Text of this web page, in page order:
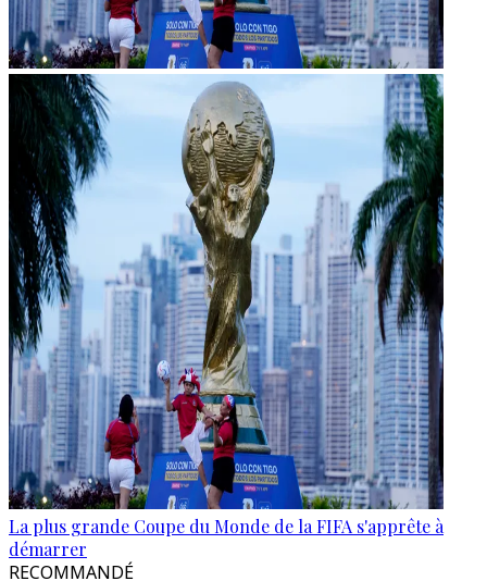
La plus grande Coupe du Monde de la FIFA s'apprête à
démarrer
RECOMMANDÉ